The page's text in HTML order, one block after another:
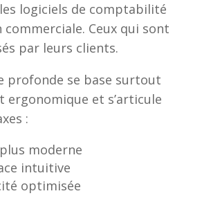
logiciels de comptabilité
Ceux qui sont
par leurs clients.
profonde se base surtout
ergonomique et s’articule
:
moderne
intuitive
optimisée